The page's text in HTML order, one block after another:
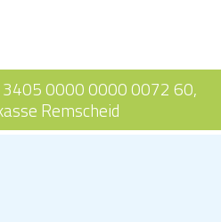
3405 0000 0000 0072 60,
Remscheid